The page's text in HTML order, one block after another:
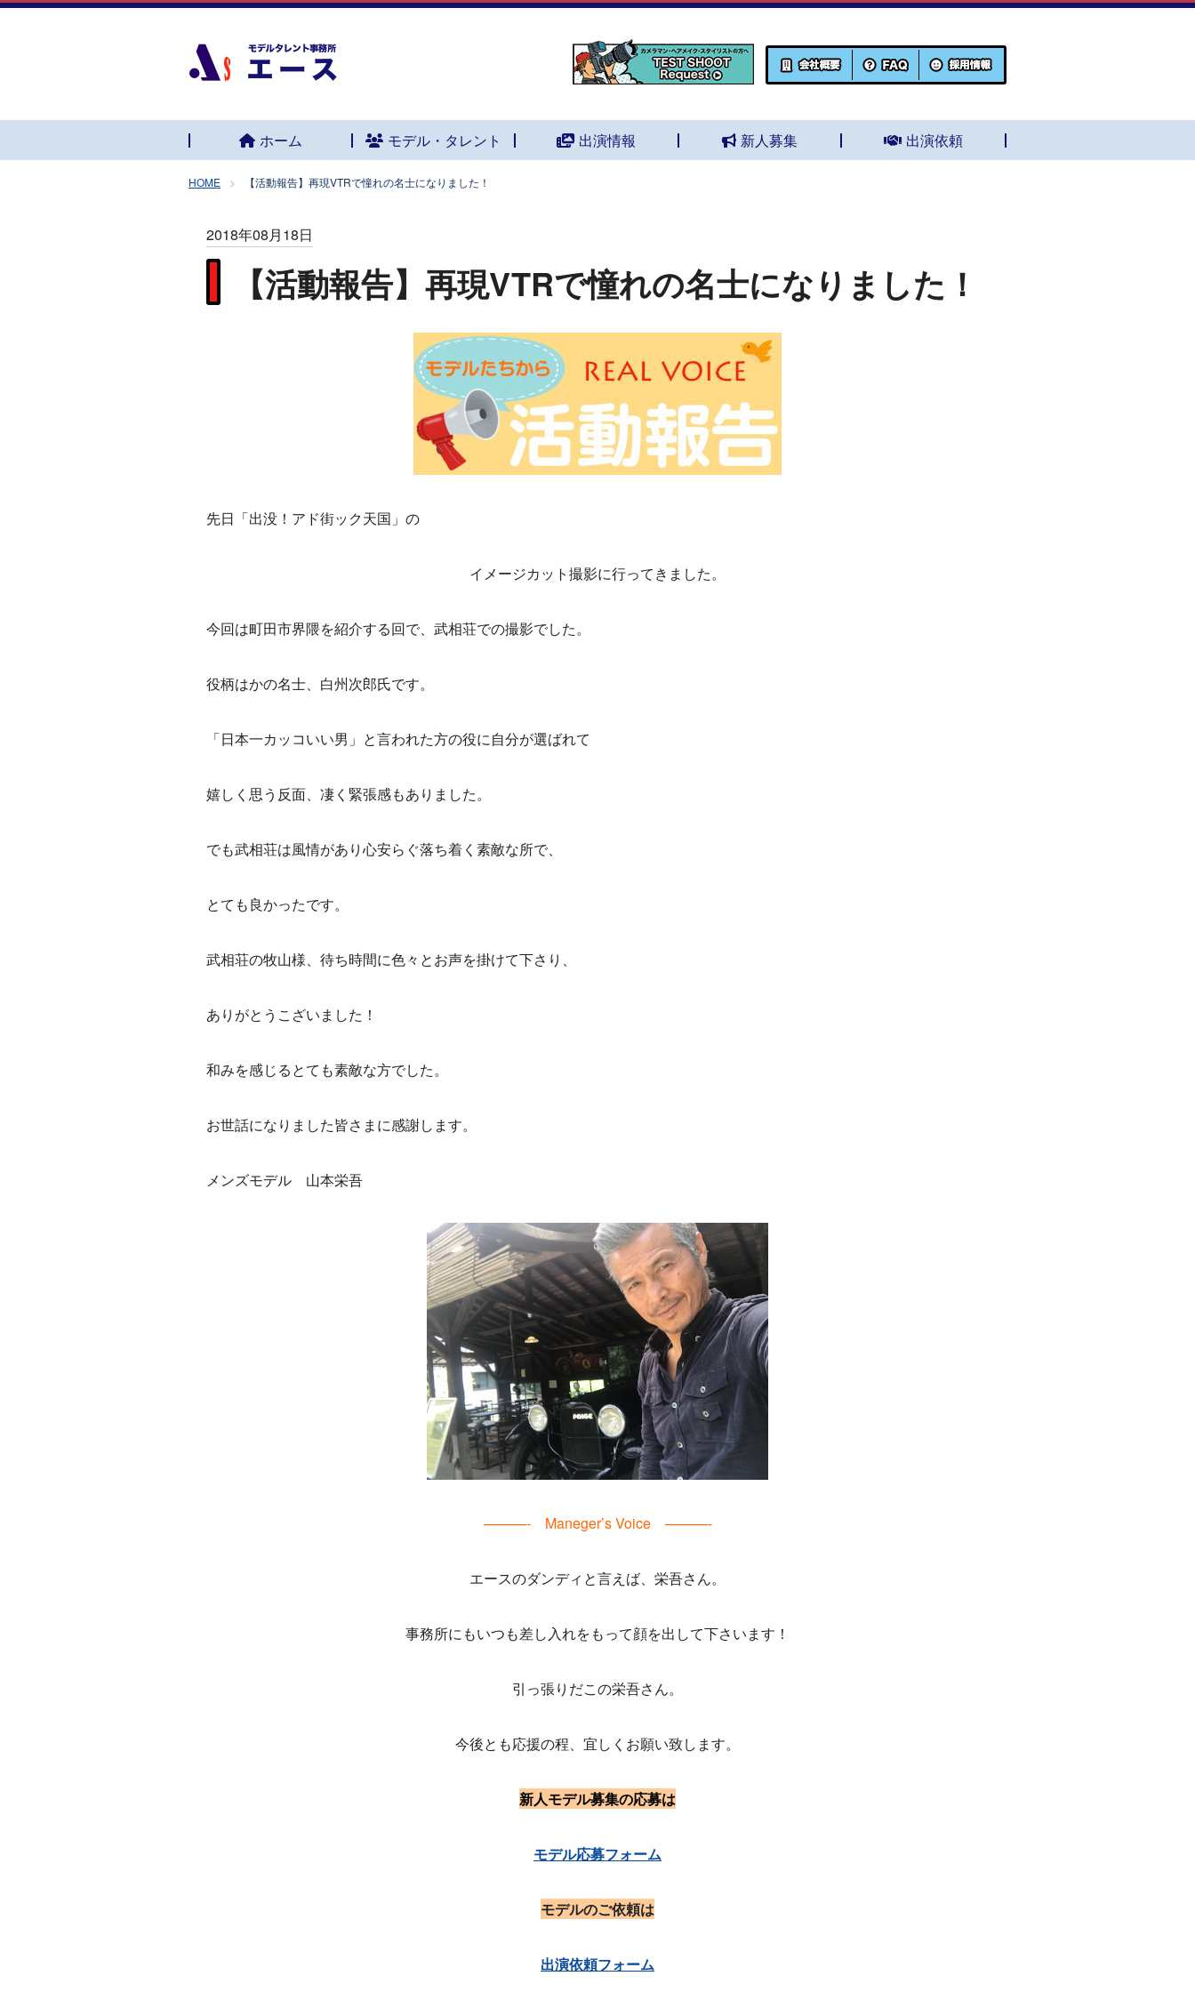
ホーム モデル・タレント 出演情報 新人募集 出演依頼
HOME 【活動報告】再現VTRで憧れの名士になりました！
2018年08月18日
【活動報告】再現VTRで憧れの名士になりました！
先日「出没！アド街ック天国」の
イメージカット撮影に行ってきました。
今回は町田市界隈を紹介する回で、武相荘での撮影でした。
役柄はかの名士、白州次郎氏です。
「日本一カッコいい男」と言われた方の役に自分が選ばれて
嬉しく思う反面、凄く緊張感もありました。
でも武相荘は風情があり心安らぐ落ち着く素敵な所で、
とても良かったです。
武相荘の牧山様、待ち時間に色々とお声を掛けて下さり、
ありがとうこざいました！
和みを感じるとても素敵な方でした。
お世話になりました皆さまに感謝します。
メンズモデル 山本栄吾
———- Maneger’s Voice ———-
エースのダンディと言えば、栄吾さん。
事務所にもいつも差し入れをもって顔を出して下さいます！
引っ張りだこの栄吾さん。
今後とも応援の程、宜しくお願い致します。
新人モデル募集の応募は
モデル応募フォーム
モデルのご依頼は
出演依頼フォーム